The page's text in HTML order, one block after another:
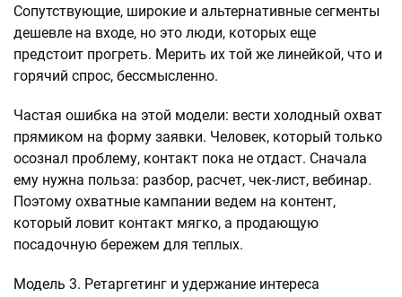
Сопутствующие, широкие и альтернативные сегменты
дешевле на входе, но это люди, которых еще
предстоит прогреть. Мерить их той же линейкой, что и
горячий спрос, бессмысленно.
Частая ошибка на этой модели: вести холодный охват
прямиком на форму заявки. Человек, который только
осознал проблему, контакт пока не отдаст. Сначала
ему нужна польза: разбор, расчет, чек-лист, вебинар.
Поэтому охватные кампании ведем на контент,
который ловит контакт мягко, а продающую
посадочную бережем для теплых.
Модель 3. Ретаргетинг и удержание интереса